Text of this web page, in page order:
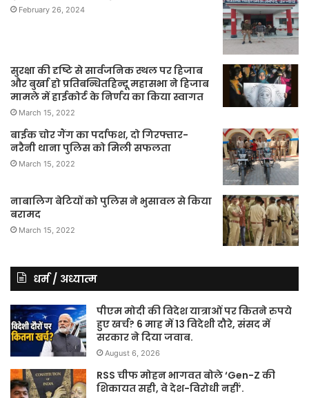
February 26, 2024
सुरक्षा की दृष्टि से सार्वजनिक स्थल पर हिजाब
और बुर्खा हो प्रतिबन्धितहिन्दू महासभा ने हिजाब
मामले में हाईकोर्ट के निर्णय का किया स्वागत
March 15, 2022
बाईक चोर गैंग का पर्दाफश, दो गिरफ्तार-
नरैनी थाना पुलिस को मिली सफलता
March 15, 2022
नाबालिग बेटियों को पुलिस ने भुसावल से किया
बरामद
March 15, 2022
धर्म / अध्यात्म
पीएम मोदी की विदेश यात्राओं पर कितने रुपये
हुए खर्च? 6 माह में 13 विदेशी दौरे, संसद में
सरकार ने दिया जवाब.
August 6, 2026
RSS चीफ मोहन भागवत बोले ‘Gen-Z की
शिकायत सही, वे देश-विरोधी नहीं’.